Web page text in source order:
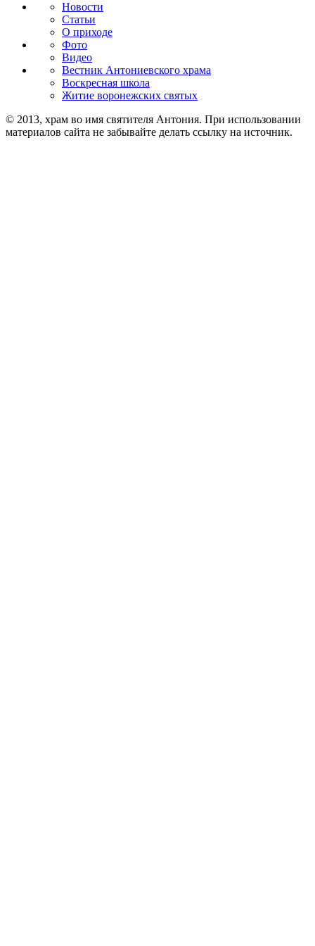
Новости
Статьи
О приходе
Фото
Видео
Вестник Антониевского храма
Воскресная школа
Житие воронежских святых
© 2013, храм во имя святителя Антония. При использовании
материалов сайта не забывайте делать ссылку на источник.